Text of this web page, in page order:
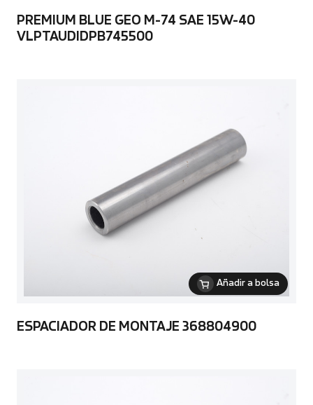
PREMIUM BLUE GEO M-74 SAE 15W-40
VLPTAUDIDPB745500
Añadir a bolsa
ESPACIADOR DE MONTAJE 368804900